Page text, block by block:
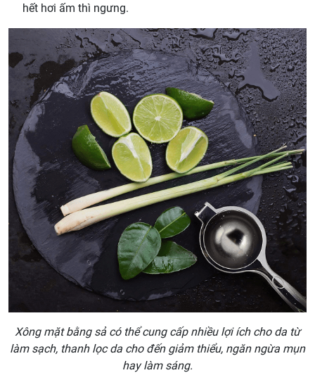
hết hơi ấm thì ngưng.
Xông mặt bằng sả có thể cung cấp nhiều lợi ích cho da từ
làm sạch, thanh lọc da cho đến giảm thiểu, ngăn ngừa mụn
hay làm sáng.